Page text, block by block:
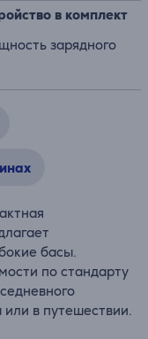
в комплект
зарядного
басы.
по стандарту
или в путешествии.